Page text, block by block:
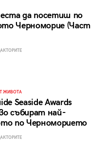
да посетиш по
Черноморие (Част
ЖИВОТА
Seaside Awards
събират най-
по Черноморието